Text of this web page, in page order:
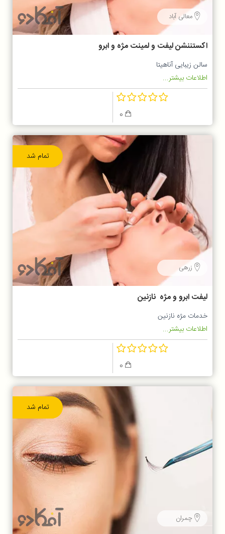
معالی آباد
اکستننشن لیفت و لمینت مژه و ابرو
سالن زیبایی آناهیتا
اطلاعات بیشتر...
تمام شد
زرهی
لیفت ابرو و مژه نازنین
خدمات مژه نازنین
اطلاعات بیشتر...
تمام شد
چمران